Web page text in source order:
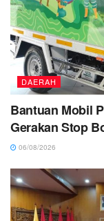
DAERAH
Bantuan Mobil
Gerakan Stop
06/08/2026